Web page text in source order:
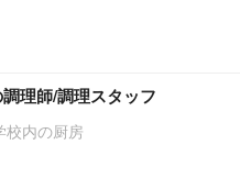
理師/調理スタッフ
校内の厨房